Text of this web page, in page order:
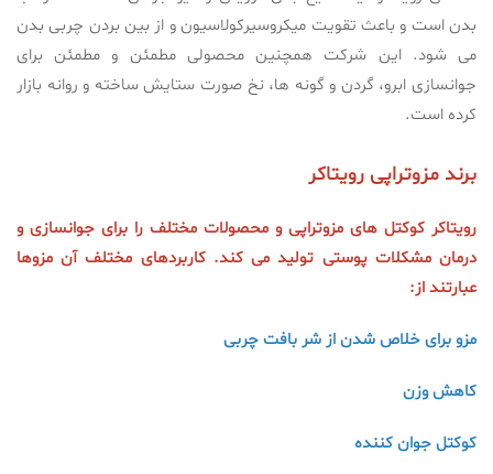
بدن است و باعث تقویت میکروسیرکولاسیون و از بین بردن چربی بدن
می شود. این شرکت همچنین محصولی مطمئن و مطمئن برای
جوانسازی ابرو، گردن و گونه ها، نخ صورت ستایش ساخته و روانه بازار
کرده است.
برند مزوتراپی رویتاکر
رویتاکر کوکتل های مزوتراپی و محصولات مختلف را برای جوانسازی و
درمان مشکلات پوستی تولید می کند. کاربردهای مختلف آن مزوها
عبارتند از:
مزو برای خلاص شدن از شر بافت چربی
کاهش وزن
کوکتل جوان کننده